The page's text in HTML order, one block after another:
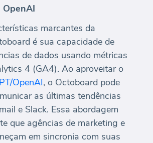
marcantes da
é sua capacidade de
de dados usando métricas
4 (GA4). Ao aproveitar o
OpenAI, o Octoboard pode
as últimas tendências
e Slack. Essa abordagem
que agências de marketing e
em sincronia com suas